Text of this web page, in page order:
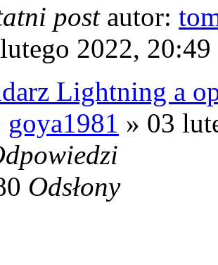
post autor:
2022, 20:49
Lightning a
goya1981 » 03
Odsłony